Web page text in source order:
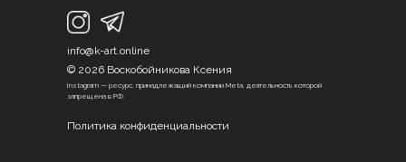
Instagram — ресурс, принадлежащий компании Meta, деятельность которой
запрещена в РФ.
© 2026 Воскобойникова Ксения
info@k-art.online
Политика конфиденциальности